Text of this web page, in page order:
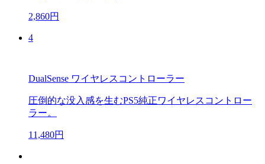
2,860円
4
DualSense ワイヤレスコントローラー
圧倒的な没入感を生むPS5純正ワイヤレスコントロー
ラー。
11,480円